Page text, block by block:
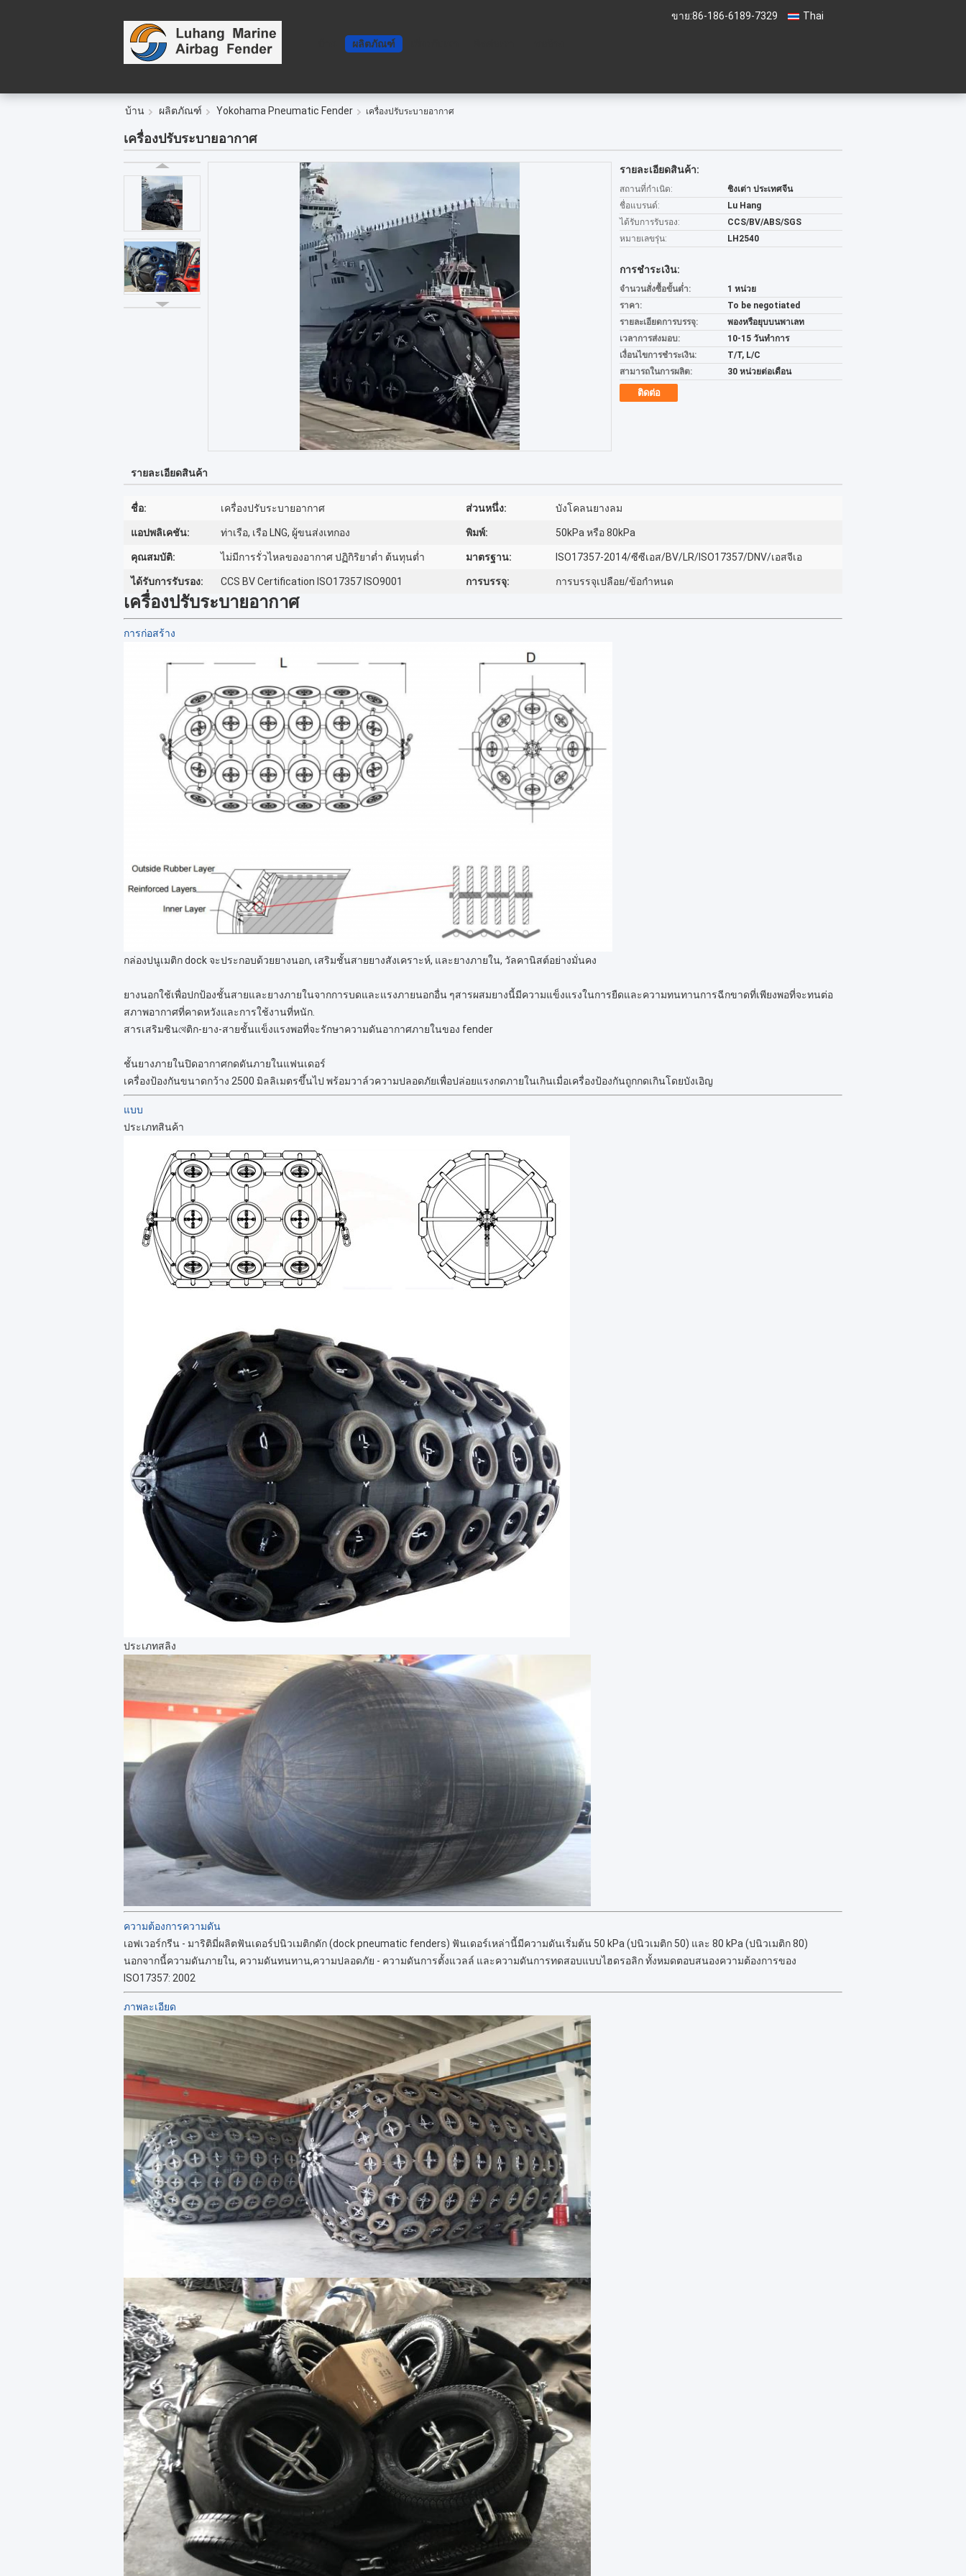
Thai
ขาย:86-186-6189-7329
ผลิตภัณฑ์
บ้าน ผลิตภัณฑ์ Yokohama Pneumatic Fender เครื่องปรับระบายอากาศ
เครื่องปรับระบายอากาศ
รายละเอียดสินค้า:
สถานที่กำเนิด:
ชิงเต่า ประเทศจีน
ชื่อแบรนด์:
Lu Hang
ได้รับการรับรอง:
CCS/BV/ABS/SGS
หมายเลขรุ่น:
LH2540
การชำระเงิน:
จำนวนสั่งซื้อขั้นต่ำ:
1 หน่วย
ราคา:
To be negotiated
รายละเอียดการบรรจุ:
พองหรือยุบบนพาเลท
เวลาการส่งมอบ:
10-15 วันทำการ
เงื่อนไขการชำระเงิน:
T/T, L/C
สามารถในการผลิต:
30 หน่วยต่อเดือน
ติดต่อ
รายละเอียดสินค้า
ชื่อ: เครื่องปรับระบายอากาศ ส่วนหนึ่ง: บังโคลนยางลม
แอปพลิเคชัน: ท่าเรือ, เรือ LNG, ผู้ขนส่งเทกอง พิมพ์: 50kPa หรือ 80kPa
คุณสมบัติ: ไม่มีการรั่วไหลของอากาศ ปฏิกิริยาต่ำ ต้นทุนต่ำ มาตรฐาน: ISO17357-2014/ซีซีเอส/BV/LR/ISO17357/DNV/เอสจีเอ
ได้รับการรับรอง: CCS BV Certification ISO17357 ISO9001 การบรรจุ: การบรรจุเปลือย/ข้อกำหนด
เครื่องปรับระบายอากาศ
การก่อสร้าง
กล่องปนูเมติก dock จะประกอบด้วยยางนอก, เสริมชั้นสายยางสังเคราะห์, และยางภายใน, วัลคานิสต์อย่างมั่นคง
ยางนอกใช้เพื่อปกป้องชั้นสายและยางภายในจากการบดและแรงภายนอกอื่น ๆสารผสมยางนี้มีความแข็งแรงในการยืดและความทนทานการฉีกขาดที่เพียงพอที่จะทนต่อ
สภาพอากาศที่คาดหวังและการใช้งานที่หนัก.
สารเสริมซินথেติก-ยาง-สายชั้นแข็งแรงพอที่จะรักษาความดันอากาศภายในของ fender
ชั้นยางภายในปิดอากาศกดดันภายในแฟนเดอร์
เครื่องป้องกันขนาดกว้าง 2500 มิลลิเมตรขึ้นไป พร้อมวาล์วความปลอดภัยเพื่อปล่อยแรงกดภายในเกินเมื่อเครื่องป้องกันถูกกดเกินโดยบังเอิญ
แบบ
ประเภทสินค้า
ประเภทสลิง
ความต้องการความดัน
เอฟเวอร์กรีน - มาริติมี่ผลิตฟันเดอร์ปนิวเมติกดัก (dock pneumatic fenders) ฟันเดอร์เหล่านี้มีความดันเริ่มต้น 50 kPa (ปนิวเมติก 50) และ 80 kPa (ปนิวเมติก 80)
นอกจากนี้ความดันภายใน, ความดันทนทาน,ความปลอดภัย - ความดันการตั้งแวลล์ และความดันการทดสอบแบบไฮดรอลิก ทั้งหมดตอบสนองความต้องการของ
ISO17357: 2002
ภาพละเอียด